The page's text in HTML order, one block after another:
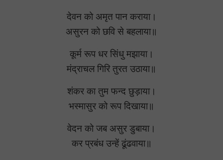
देवन को अमृत पान कराया।
असुरन को छवि से बहलाया॥
कूर्म रूप धर सिंधु मझाया।
मंद्राचल गिरि तुरत उठाया॥
शंकर का तुम फन्द छुड़ाया।
भस्मासुर को रूप दिखाया॥
वेदन को जब असुर डुबाया।
कर प्रबंध उन्हें ढूंढवाया॥